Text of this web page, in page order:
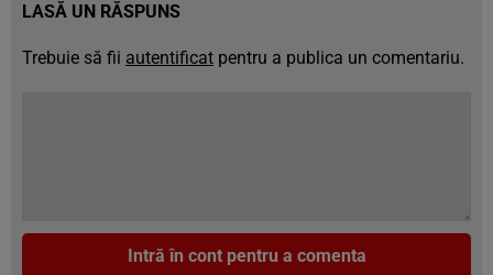
LASĂ UN RĂSPUNS
Trebuie să fii autentificat pentru a publica un comentariu.
Intră în cont pentru a comenta